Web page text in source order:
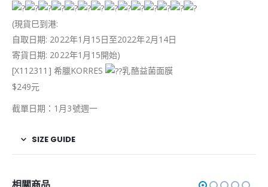
(現貨巳到港:
自取日期: 2022年1月15日至2022年2月14日
寄貨日期: 2022年1月15開始)
[X112311] 希臘KORRES
乳酪益菌面膜
$249元
截單日期：1月3號週一
SIZE GUIDE